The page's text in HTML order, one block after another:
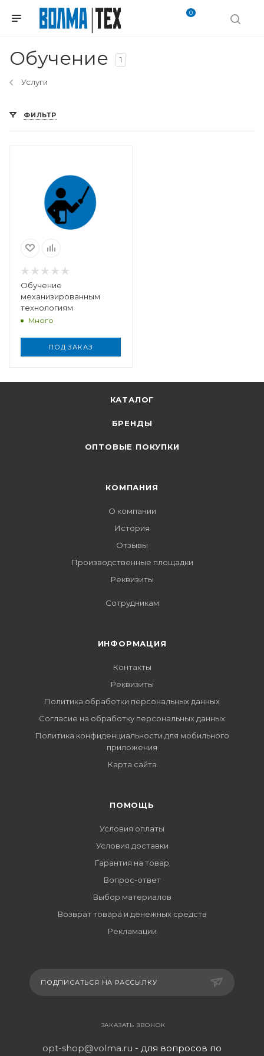
0
Обучение 1
Услуги
ФИЛЬТР
Обучение
механизированным
технологиям
Много
ПОД ЗАКАЗ
КАТАЛОГ
БРЕНДЫ
ОПТОВЫЕ ПОКУПКИ
КОМПАНИЯ
О компании
История
Отзывы
Производственные площадки
Реквизиты
Сотрудникам
ИНФОРМАЦИЯ
Контакты
Реквизиты
Политика обработки персональных данных
Согласие на обработку персональных данных
Политика конфиденциальности для мобильного
приложения
Карта сайта
ПОМОЩЬ
Условия оплаты
Условия доставки
Гарантия на товар
Вопрос-ответ
Выбор материалов
Возврат товара и денежных средств
Рекламации
ПОДПИСАТЬСЯ НА РАССЫЛКУ
ЗАКАЗАТЬ ЗВОНОК
opt-shop@volma.ru - для вопросов по